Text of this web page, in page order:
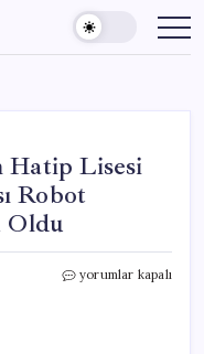
Hatip Lisesi
Robot
Oldu
Edremit
yorumlar kapalı